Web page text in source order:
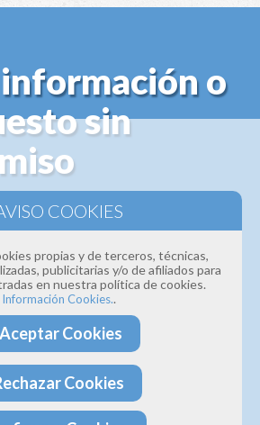
o
sin
de lacalidad de nuestros
, así que si deseas que te
personalizado te lo
compromiso.
· Efectividad
propias y de terceros, técnicas,
publicitarias y/o de afiliados para
en nuestra política de cookies.
Información Cookies..
Aceptar Cookies
Cookies